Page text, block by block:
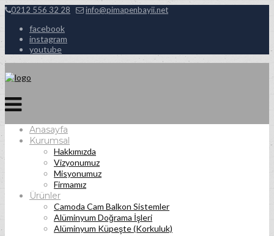
0212 556 32 28 info@pimapenbayii.net
facebook
instagram
youtube
Anasayfa
Kurumsal
Hakkımızda
Vizyonumuz
Misyonumuz
Firmamız
Ürünler
Camoda Cam Balkon Sistemler
Alüminyum Doğrama İşleri
Alüminyum Küpeşte (Korkuluk)